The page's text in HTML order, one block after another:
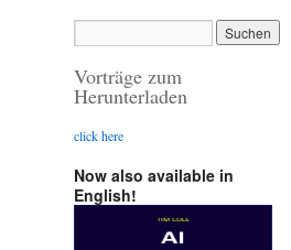
Vorträge zum
Herunterladen
click here
Now also available in
English!